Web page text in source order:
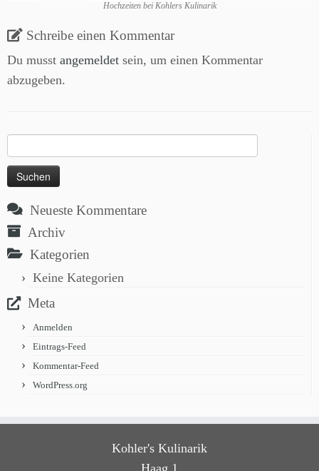
Hochzeiten bei Kohlers Kulinarik
Schreibe einen Kommentar
Du musst angemeldet sein, um einen Kommentar
abzugeben.
nach:
Neueste Kommentare
Archiv
Kategorien
Keine Kategorien
Meta
Anmelden
Eintrags-Feed
Kommentar-Feed
WordPress.org
Kohler's Kulinarik